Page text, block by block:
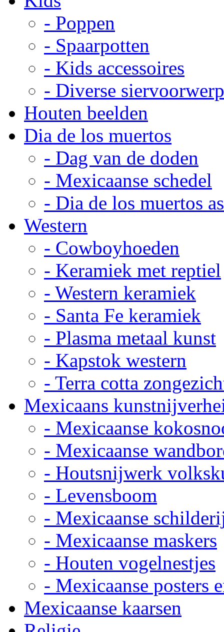
- Poppen
- Spaarpotten
- Kids accessoires
- Diverse
Houten beelden
Dia de los muertos
- Dag van de doden
- Mexicaanse schedel
- Dia de los muertos
Western
- Cowboyhoeden
- Keramiek met reptiel
- Western keramiek
- Santa Fe keramiek
- Plasma metaal kunst
- Kapstok western
- Terra cotta
Mexicaans
- Mexicaanse
- Mexicaanse
- Houtsnijwerk
- Levensboom
- Mexicaanse
- Mexicaanse maskers
- Houten vogelnestjes
- Mexicaanse posters
Mexicaanse kaarsen